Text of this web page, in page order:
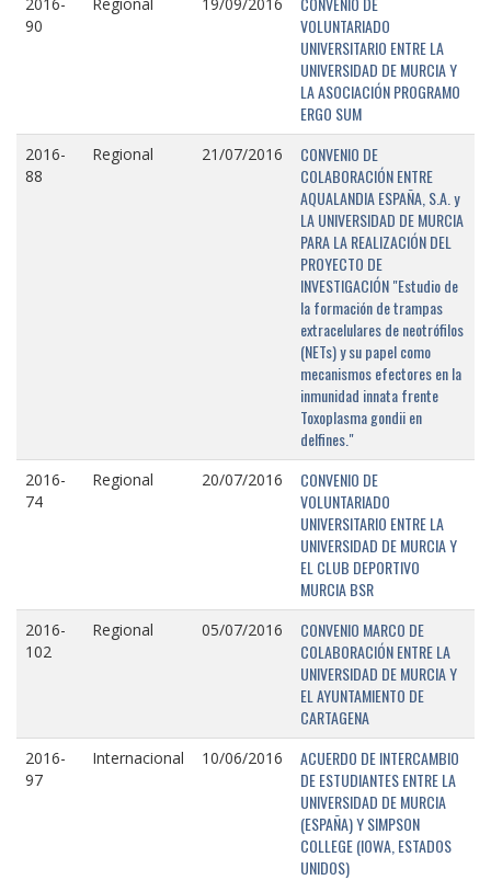
90
VOLUNTARIADO
UNIVERSITARIO ENTRE LA
UNIVERSIDAD DE MURCIA Y
LA ASOCIACIÓN PROGRAMO
ERGO SUM
2016-
88
Regional 21/07/2016
CONVENIO DE
COLABORACIÓN ENTRE
AQUALANDIA ESPAÑA, S.A. y
LA UNIVERSIDAD DE MURCIA
PARA LA REALIZACIÓN DEL
PROYECTO DE
INVESTIGACIÓN "Estudio de
la formación de trampas
extracelulares de neotrófilos
(NETs) y su papel como
mecanismos efectores en la
inmunidad innata frente
Toxoplasma gondii en
delfines."
2016-
74
Regional 20/07/2016
CONVENIO DE
VOLUNTARIADO
UNIVERSITARIO ENTRE LA
UNIVERSIDAD DE MURCIA Y
EL CLUB DEPORTIVO
MURCIA BSR
2016-
102
Regional 05/07/2016
CONVENIO MARCO DE
COLABORACIÓN ENTRE LA
UNIVERSIDAD DE MURCIA Y
EL AYUNTAMIENTO DE
CARTAGENA
2016-
97
Internacional 10/06/2016
ACUERDO DE INTERCAMBIO
DE ESTUDIANTES ENTRE LA
UNIVERSIDAD DE MURCIA
(ESPAÑA) Y SIMPSON
COLLEGE (IOWA, ESTADOS
UNIDOS)